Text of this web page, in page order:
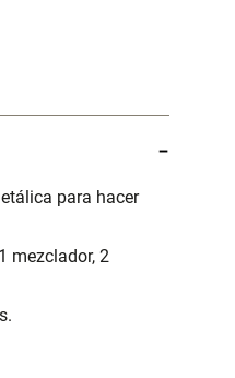
para hacer
mezclador, 2